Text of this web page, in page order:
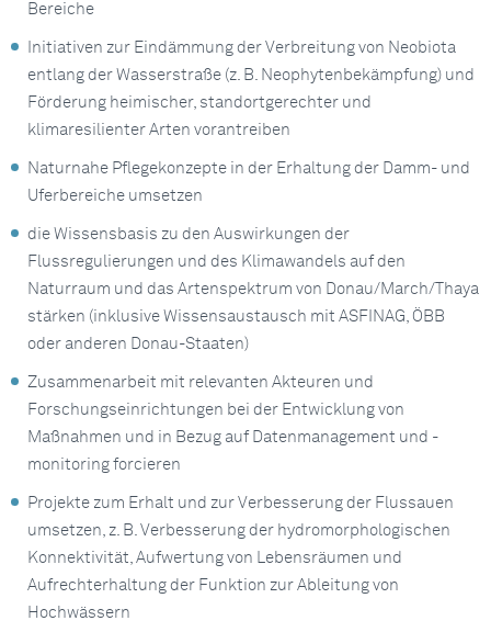
Bereiche
Initiativen zur Eindämmung der Verbreitung von Neobiota
entlang der Wasserstraße (z. B. Neophytenbekämpfung) und
Förderung heimischer, standortgerechter und
klimaresilienter Arten vorantreiben
Naturnahe Pflegekonzepte in der Erhaltung der Damm- und
Uferbereiche umsetzen
die Wissensbasis zu den Auswirkungen der
Flussregulierungen und des Klimawandels auf den
Naturraum und das Artenspektrum von Donau/March/Thaya
stärken (inklusive Wissensaustausch mit ASFINAG, ÖBB
oder anderen Donau-Staaten)
Zusammenarbeit mit relevanten Akteuren und
Forschungseinrichtungen bei der Entwicklung von
Maßnahmen und in Bezug auf Datenmanagement und -
monitoring forcieren
Projekte zum Erhalt und zur Verbesserung der Flussauen
umsetzen, z. B. Verbesserung der hydromorphologischen
Konnektivität, Aufwertung von Lebensräumen und
Aufrechterhaltung der Funktion zur Ableitung von
Hochwässern